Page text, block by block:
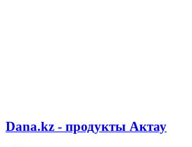
Dana.kz - продукты Актау